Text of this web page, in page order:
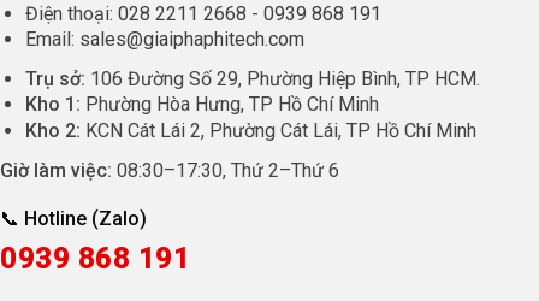
Điện thoại: 028 2211 2668 - 0939 868 191
Email: sales@giaiphaphitech.com
Trụ sở: 106 Đường Số 29, Phường Hiệp Bình, TP HCM.
Kho 1: Phường Hòa Hưng, TP Hồ Chí Minh
Kho 2: KCN Cát Lái 2, Phường Cát Lái, TP Hồ Chí Minh
Giờ làm việc: 08:30–17:30, Thứ 2–Thứ 6
📞 Hotline (Zalo)
0939 868 191